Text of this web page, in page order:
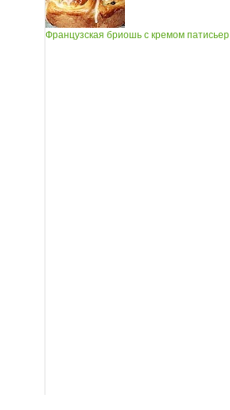
Французская бриошь с кремом патисьер